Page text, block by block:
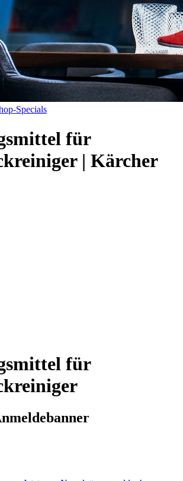
Specials
für
| Kärcher
für